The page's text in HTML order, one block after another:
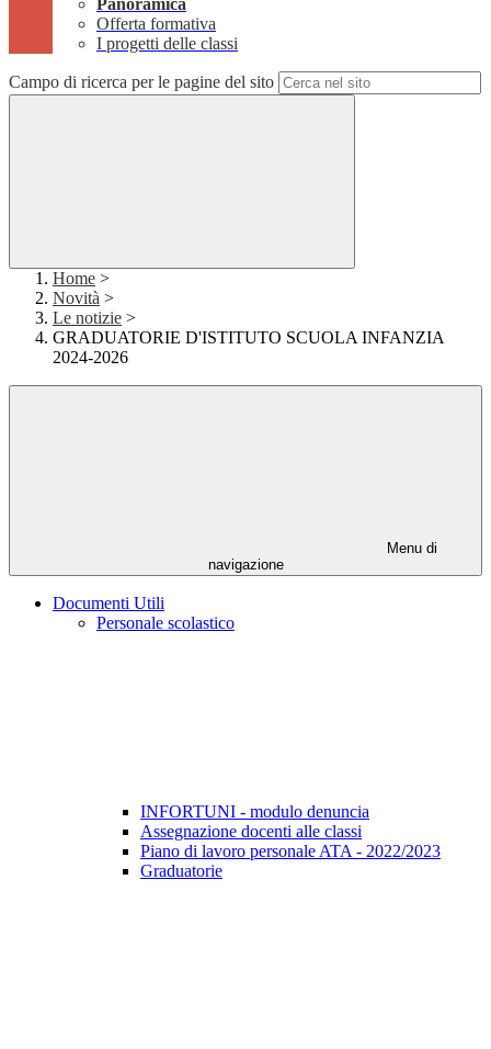
Panoramica
Offerta formativa
I progetti delle classi
Campo di ricerca per le pagine del sito
Home >
Novità >
Le notizie >
GRADUATORIE D'ISTITUTO SCUOLA INFANZIA
2024-2026
Menu di
navigazione
Documenti Utili
Personale scolastico
INFORTUNI - modulo denuncia
Assegnazione docenti alle classi
Piano di lavoro personale ATA - 2022/2023
Graduatorie